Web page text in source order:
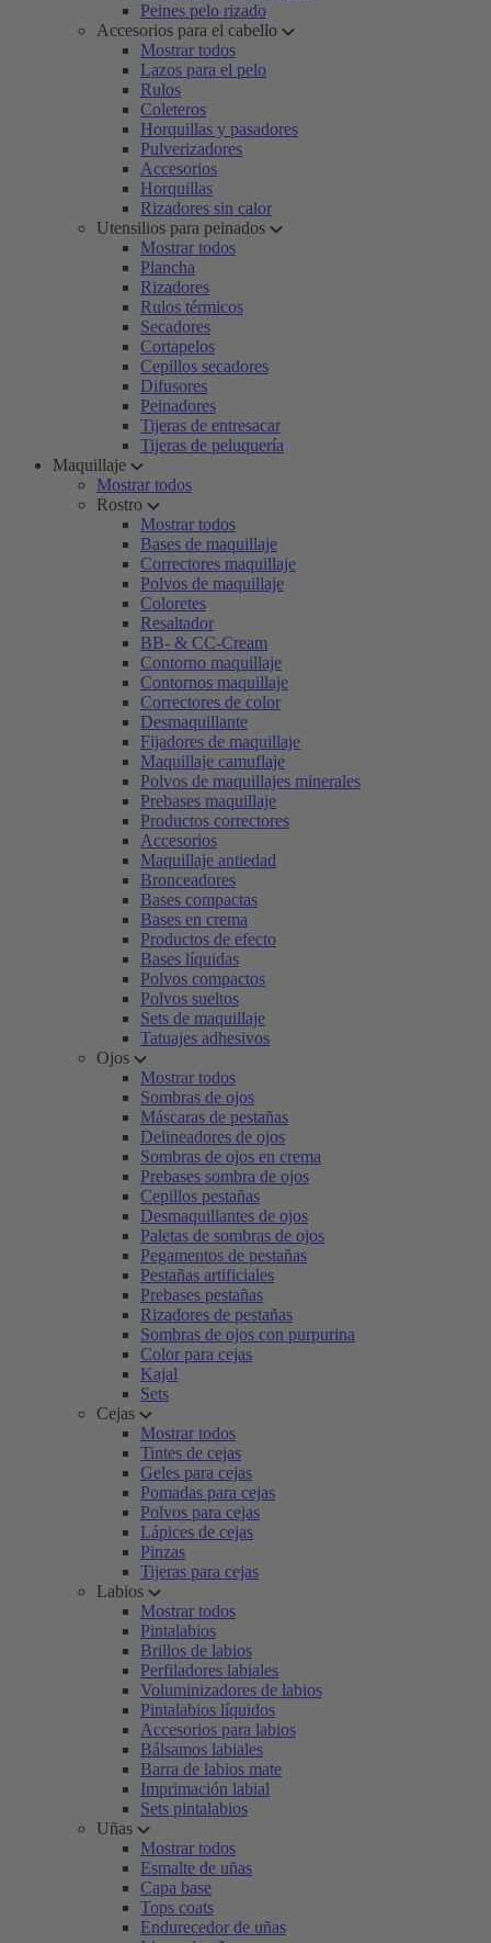
Peines pelo rizado
Accesorios para el cabello
Mostrar todos
Lazos para el pelo
Rulos
Coleteros
Horquillas y pasadores
Pulverizadores
Accesorios
Horquillas
Rizadores sin calor
Utensilios para peinados
Mostrar todos
Plancha
Rizadores
Rulos térmicos
Secadores
Cortapelos
Cepillos secadores
Difusores
Peinadores
Tijeras de entresacar
Tijeras de peluquería
Maquillaje
Mostrar todos
Rostro
Mostrar todos
Bases de maquillaje
Correctores maquillaje
Polvos de maquillaje
Coloretes
Resaltador
BB- & CC-Cream
Contorno maquillaje
Contornos maquillaje
Correctores de color
Desmaquillante
Fijadores de maquillaje
Maquillaje camuflaje
Polvos de maquillajes minerales
Prebases maquillaje
Productos correctores
Accesorios
Maquillaje antiedad
Bronceadores
Bases compactas
Bases en crema
Productos de efecto
Bases líquidas
Polvos compactos
Polvos sueltos
Sets de maquillaje
Tatuajes adhesivos
Ojos
Mostrar todos
Sombras de ojos
Máscaras de pestañas
Delineadores de ojos
Sombras de ojos en crema
Prebases sombra de ojos
Cepillos pestañas
Desmaquillantes de ojos
Paletas de sombras de ojos
Pegamentos de pestañas
Pestañas artificiales
Prebases pestañas
Rizadores de pestañas
Sombras de ojos con purpurina
Color para cejas
Kajal
Sets
Cejas
Mostrar todos
Tintes de cejas
Geles para cejas
Pomadas para cejas
Polvos para cejas
Lápices de cejas
Pinzas
Tijeras para cejas
Labios
Mostrar todos
Pintalabios
Brillos de labios
Perfiladores labiales
Voluminizadores de labios
Pintalabios líquidos
Accesorios para labios
Bálsamos labiales
Barra de labios mate
Imprimación labial
Sets pintalabios
Uñas
Mostrar todos
Esmalte de uñas
Capa base
Tops coats
Endurecedor de uñas